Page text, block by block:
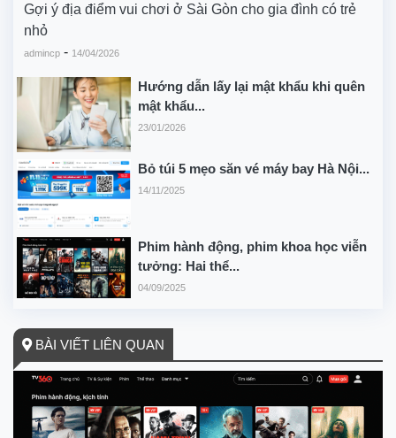
Gợi ý địa điểm vui chơi ở Sài Gòn cho gia đình có trẻ
nhỏ
admincp - 14/04/2026
Hướng dẫn lấy lại mật khẩu khi quên
mật khẩu...
23/01/2026
Bỏ túi 5 mẹo săn vé máy bay Hà Nội...
14/11/2025
Phim hành động, phim khoa học viễn
tưởng: Hai thể...
04/09/2025
BÀI VIẾT LIÊN QUAN